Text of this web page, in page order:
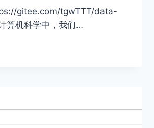
gitee.com/tgwTTT/data-
算机科学中，我们…